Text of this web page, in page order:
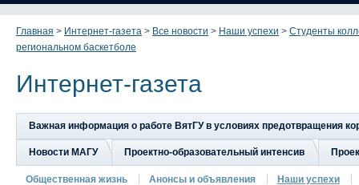
Главная > Интернет-газета > Все новости > Наши успехи > Студенты
региональном баскетболе
Интернет-газета
Важная информация о работе ВятГУ в условиях предотвращения
Новости МАГУ Проектно-образовательный интенсив
Общественная жизнь Анонсы и объявления Наши успехи